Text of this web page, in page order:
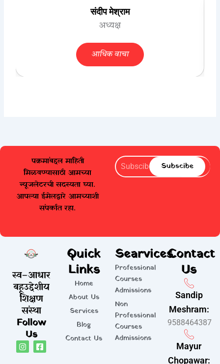
संदीप मेश्राम
अध्यक्ष
आधिक वाचा
पक्रमांबद्दल माहिती
मिळवण्यासाठी आमच्या
न्यूजलेटरची सदस्यता घ्या.
आपल्या ईमेलद्वारे आमच्याशी
संपर्कात रहा.
Subscibe Subscibe
स्व–आधार
बहूउद्देशीय
शिक्षण
संस्था
Follow
Us
I
n
F
a
Quick
Links
Home
About Us
Services
Blog
Contact Us
Searvices
Professional
Courses
Admissions
Non
Professional
Courses
Admissions
Contact
Us
Sandip
Meshram:
9588464387
Mayur
Chopawar: